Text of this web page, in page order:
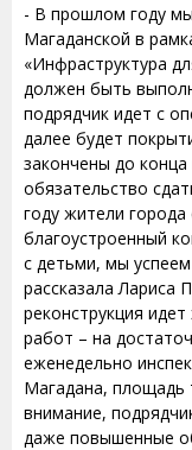
- В прошлом году
Магаданской в
«Инфраструктура
должен быть
подрядчик идет с
далее будет
закончены до
обязательство
году жители города
благоустроенный
с детьми, мы
рассказала Лариса
реконструкция
работ – на
еженедельно
Магадана, площадь
внимание,
даже повышенные